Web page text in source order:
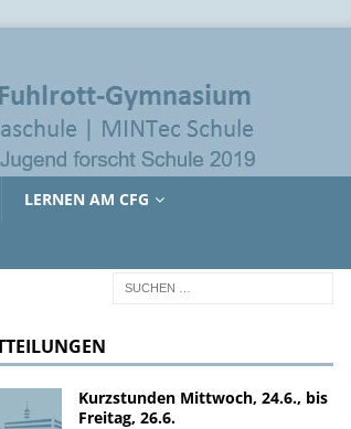
LERNEN AM CFG
Kurzstunden Mittwoch, 24.6., bis
Freitag, 26.6.